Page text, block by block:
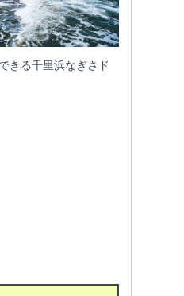
きる千里浜なぎさド